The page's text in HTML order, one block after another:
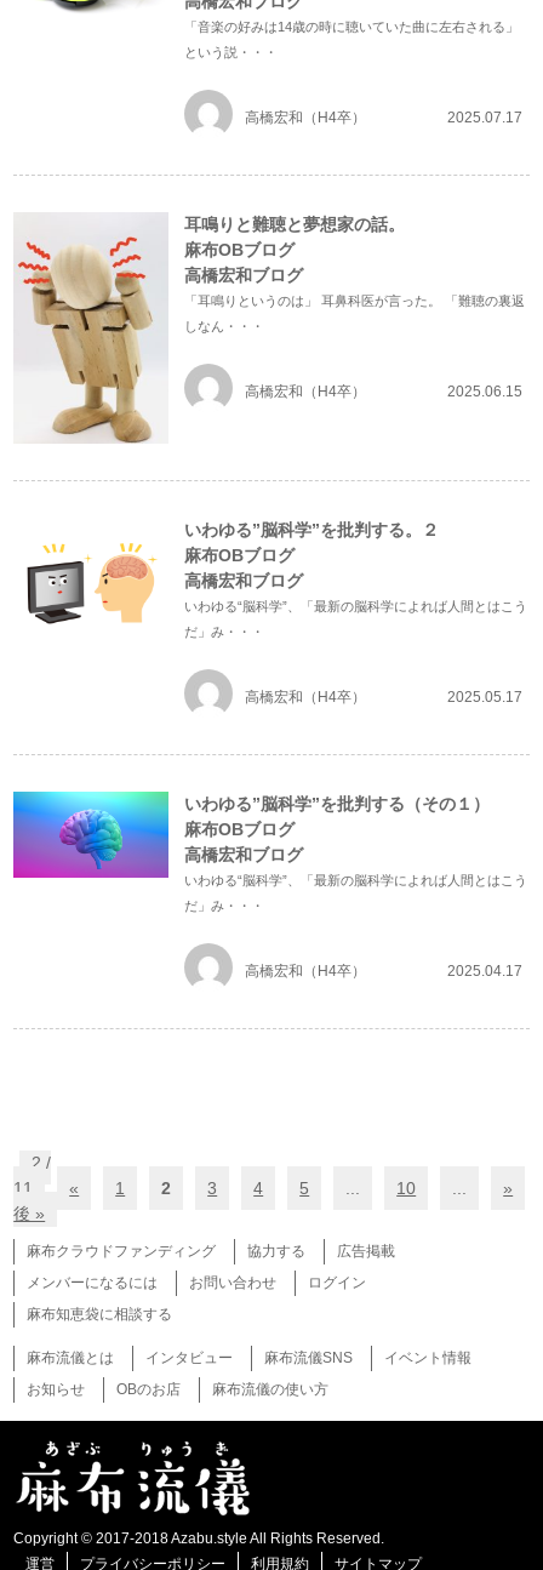
「音楽の好みは14歳の時に聴いていた曲に左右される」
という説・・・
高橋宏和（H4卒） 2025.07.17
耳鳴りと難聴と夢想家の話。
麻布OBブログ
高橋宏和ブログ
「耳鳴りというのは」 耳鼻科医が言った。 「難聴の裏返
しなん・・・
高橋宏和（H4卒） 2025.06.15
いわゆる”脳科学”を批判する。２
麻布OBブログ
高橋宏和ブログ
いわゆる“脳科学”、「最新の脳科学によれば人間とはこう
だ」み・・・
高橋宏和（H4卒） 2025.05.17
いわゆる”脳科学”を批判する（その１）
麻布OBブログ
高橋宏和ブログ
いわゆる“脳科学”、「最新の脳科学によれば人間とはこう
だ」み・・・
高橋宏和（H4卒） 2025.04.17
2 /
11
« 1 2 3 4 5 10
»
後 »
麻布クラウドファンディング 協力する
広告掲載
メンバーになるには
お問い合わせ
ログイン
麻布知恵袋に相談する
麻布流儀とは インタビュー 麻布流儀SNS
イベント情報
お知らせ
OBのお店 麻布流儀の使い方
Copyright © 2017-2018 Azabu.style All Rights Reserved.
運営
プライバシーポリシー 利用規約 サイトマップ